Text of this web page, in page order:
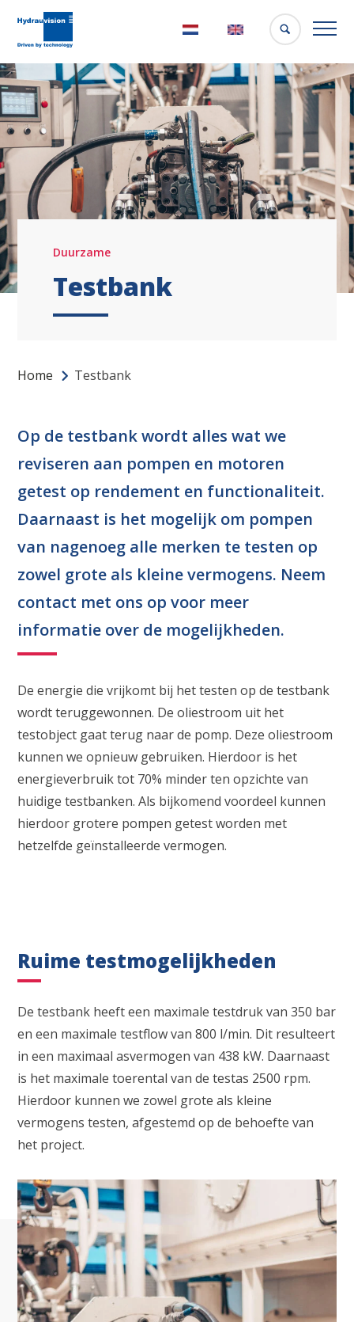
NederlandsEnglish
Duurzame
Testbank
Home Testbank
Op de testbank wordt alles wat we
reviseren aan pompen en motoren
getest op rendement en functionaliteit.
Daarnaast is het mogelijk om pompen
van nagenoeg alle merken te testen op
zowel grote als kleine vermogens. Neem
contact met ons op voor meer
informatie over de mogelijkheden.
De energie die vrijkomt bij het testen op de testbank
wordt teruggewonnen. De oliestroom uit het
testobject gaat terug naar de pomp. Deze oliestroom
kunnen we opnieuw gebruiken. Hierdoor is het
energieverbruik tot 70% minder ten opzichte van
huidige testbanken. Als bijkomend voordeel kunnen
hierdoor grotere pompen getest worden met
hetzelfde geïnstalleerde vermogen.
Ruime testmogelijkheden
De testbank heeft een maximale testdruk van 350 bar
en een maximale testflow van 800 l/min. Dit resulteert
in een maximaal asvermogen van 438 kW. Daarnaast
is het maximale toerental van de testas 2500 rpm.
Hierdoor kunnen we zowel grote als kleine
vermogens testen, afgestemd op de behoefte van
het project.